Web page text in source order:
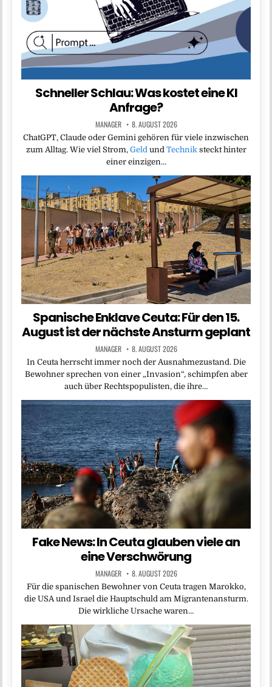
Schneller Schlau: Was kostet eine KI
Anfrage?
MANAGER 8. AUGUST 2026
ChatGPT, Claude oder Gemini gehören für viele inzwischen
zum Alltag. Wie viel Strom, Geld und Techniksteckt hinter
einer einzigen…
Spanische Enklave Ceuta: Für den 15.
August ist der nächste Ansturm geplant
MANAGER 8. AUGUST 2026
In Ceuta herrscht immer noch der Ausnahmezustand. Die
Bewohner sprechen von einer „Invasion“, schimpfen aber
auch über Rechtspopulisten, die ihre…
Fake News: In Ceuta glauben viele an
eine Verschwörung
MANAGER 8. AUGUST 2026
Für die spanischen Bewohner von Ceuta tragen Marokko,
die USA und Israel die Hauptschuld am Migrantenansturm.
Die wirkliche Ursache waren…